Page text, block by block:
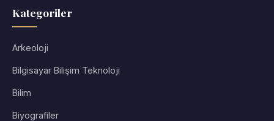
Kategoriler
Arkeoloji
Bilgisayar Bilişim Teknoloji
Bilim
Biyografiler